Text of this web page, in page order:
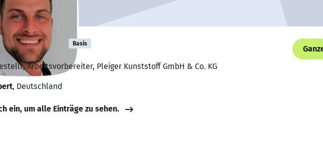
Gaida Basis
Arbeitsvorbereiter, Pleiger Kunststoff GmbH & Co. KG
, Deutschland
ein, um alle Einträge zu sehen.